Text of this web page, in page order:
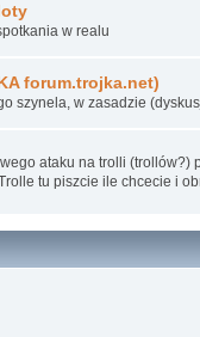
w realu
forum.trojka.net)
szynela, w zasadzie
ataku na trolli (trollów?)
tu piszcie ile chcecie i